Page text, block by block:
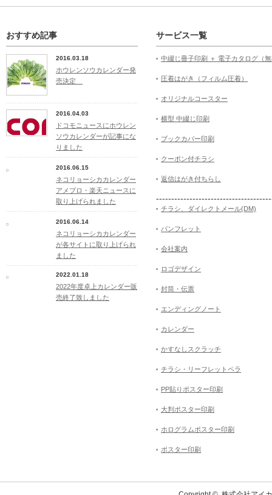
おすすめ記事
2016.03.18
ホウレンソウカレンダー発
売決定
2016.04.03
ドコモニュースにホウレン
ソウカレンダーが記事にな
りました
2016.06.15
ネコリョーシカカレンダー
アメブロ・楽天ニュースに
取り上げられました
2016.06.14
ネコリョーシカカレンダー
が各サイトに取り上げられ
ました
2022.01.18
2022年度卓上カレンダー販
売終了致しました
サービス一覧
中綴じ冊子印刷 ＋ 電子カタログ（
圧着はがき（フィルム圧着）
オリジナルコースター
横型 中綴じ印刷
ブックカバー印刷
クーポン付チラシ
返信はがき付ちらし
チラシ、ダイレクトメール(DM)
パンフレット
会社案内
ロゴデザイン
封筒・伝票
エンディングノート
カレンダー
かすなしスクラッチ
チラシ・リーフレットペラ
PP貼りポスター印刷
大判ポスター印刷
ホログラムポスター印刷
ポスター印刷